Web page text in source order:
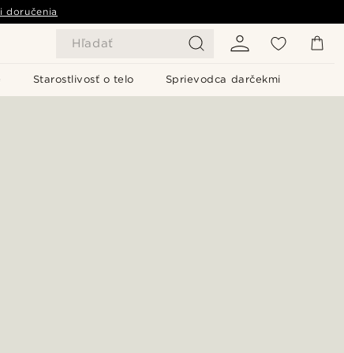
Hľadať
Starostlivosť o telo Sprievodca darčekmi
doručenia